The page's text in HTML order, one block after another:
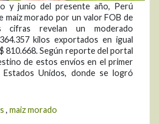
y junio del presente año, Perú
maíz morado por un valor FOB de
cifras revelan un moderado
kilos exportados en igual
810.668. Según reporte del portal
de estos envíos en el primer
Unidos, donde se logró
, maiz morado